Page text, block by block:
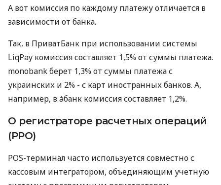
А вот комиссия по каждому платежу отличается в
зависимости от банка.
Так, в ПриватБанк при использовании системы
LiqPay комиссия составляет 1,5% от суммы платежа.
monobank берет 1,3% от суммы платежа с
украинских и 2% - с карт иностранных банков. А,
например, в àбанк комиссия составляет 1,2%.
О регистраторе расчетных операций
(РРО)
POS-терминал часто используется совместно с
кассовым интегратором, объединяющим учетную